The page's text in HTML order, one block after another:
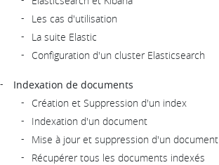
Les cas d'utilisation
La suite Elastic
Configuration d'un cluster Elasticsearch
Indexation de documents
Création et Suppression d'un index
Indexation d'un document
Mise à jour et suppression d'un document
Récupérer tous les documents indexés